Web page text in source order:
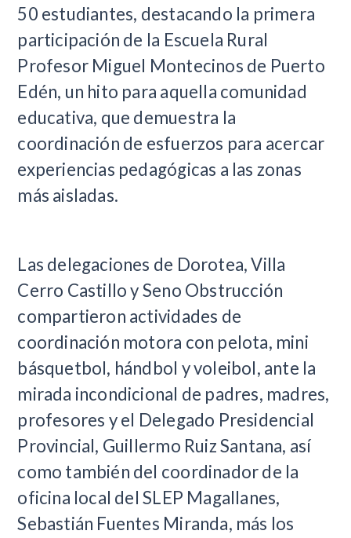
50 estudiantes, destacando la primera
participación de la Escuela Rural
Profesor Miguel Montecinos de Puerto
Edén, un hito para aquella comunidad
educativa, que demuestra la
coordinación de esfuerzos para acercar
experiencias pedagógicas a las zonas
más aisladas.
Las delegaciones de Dorotea, Villa
Cerro Castillo y Seno Obstrucción
compartieron actividades de
coordinación motora con pelota, mini
básquetbol, hándbol y voleibol, ante la
mirada incondicional de padres, madres,
profesores y el Delegado Presidencial
Provincial, Guillermo Ruiz Santana, así
como también del coordinador de la
oficina local del SLEP Magallanes,
Sebastián Fuentes Miranda, más los